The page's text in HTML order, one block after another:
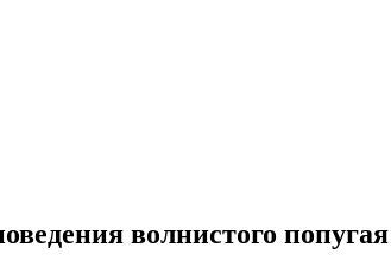
волнистого попугая